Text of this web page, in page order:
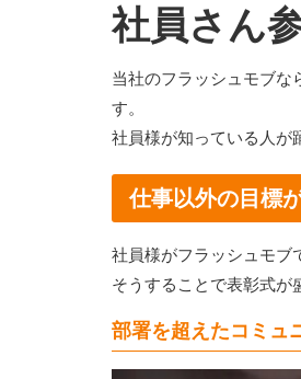
社員さん
当社のフラッシュモブな
す。
社員様が知っている人が
仕事以外の目標
社員様がフラッシュモブ
そうすることで表彰式が
部署を超えたコミュ